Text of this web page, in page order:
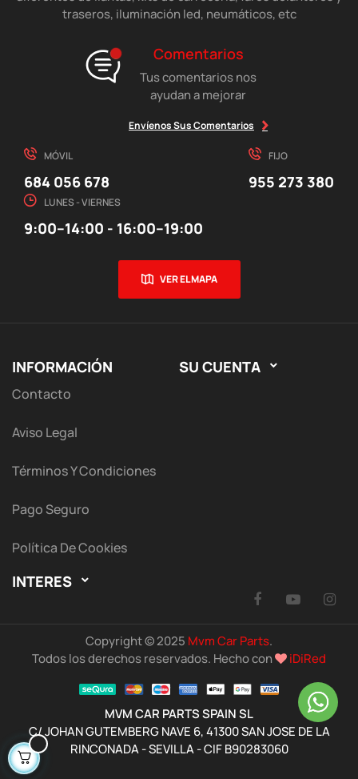
traseros, iluminación led, neumáticos, etc
Comentarios
Tus comentarios nos
ayudan a mejorar
Envíenos Sus Comentarios
MÓVIL
684 056 678
FIJO
955 273 380
LUNES - VIERNES
9:00–14:00 - 16:00–19:00
VER EL MAPA
INFORMACIÓN
Contacto
Aviso Legal
Términos Y Condiciones
Pago Seguro
Política De Cookies
SU CUENTA 
INTERES 
Facebook
Copyright © 2025 Mvm Car Parts.
Todos los derechos reservados. Hecho con
iDiRed
MVM CAR PARTS SPAIN SL
C/ JOHAN GUTEMBERG NAVE 6, 41300 SAN JOSE DE LA
RINCONADA - SEVILLA - CIF B90283060